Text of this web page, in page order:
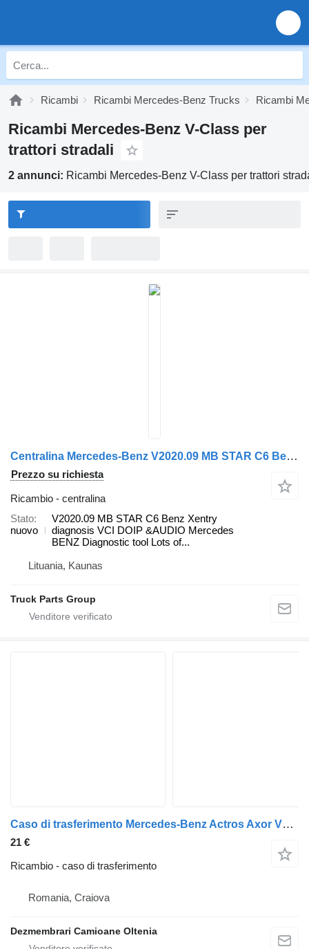
Ricambi Ricambi Mercedes-Benz Trucks Ricambi
Ricambi Mercedes-Benz V-Class per
trattori stradali
2 annunci: Ricambi Mercedes-Benz V-Class per trattori
Centralina Mercedes-Benz V2020.09 MB STAR C6 Benz Xentry diagnosis VCI DOIP &AUDIO C6 Dia per trattore stradale Mercedes-Benz MP2, MP3, MP4
Prezzo su richiesta
Ricambio - centralina
Stato
nuovo
V2020.09 MB STAR C6 Benz Xentry
diagnosis VCI DOIP &AUDIO Mercedes
BENZ Diagnostic tool Lots of...
Lituania, Kaunas
Truck Parts Group
Caso di trasferimento Mercedes-Benz Actros Axor V61700 3w 1.403 750860 503176 per trattore stradale
21 €
Ricambio - caso di trasferimento
Romania, Craiova
Dezmembrari Camioane Oltenia